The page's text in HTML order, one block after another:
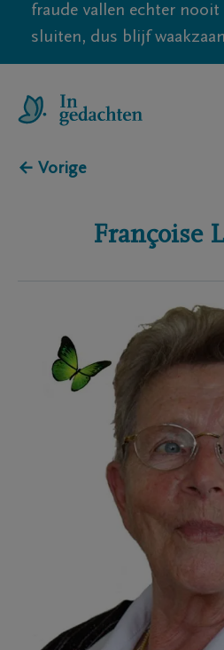
fraude vallen echter
sluiten, dus blijf
← Vorige
Françoise